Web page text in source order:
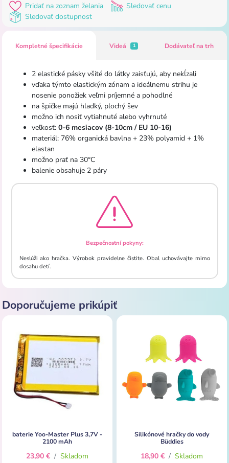
Pridať na zoznam želania
Sledovať cenu
Sledovať dostupnost
Kompletné špecifikácie Videá 1 Dodávateľ na trh
2 elastické pásky všité do látky zaisťujú, aby nekĺzali
vďaka týmto elastickým zónam a ideálnemu strihu je
nosenie ponožiek veľmi príjemné a pohodlné
na špičke majú hladký, plochý šev
možno ich nosiť vytiahnuté alebo vyhrnuté
veľkosť:0-6 mesiacov (8-10cm / EU 10-16)
materiál: 76% organická bavlna + 23% polyamid + 1%
elastan
možno prať na 30°C
balenie obsahuje 2 páry
Bezpečnostní pokyny:
Neslúži ako hračka. Výrobok pravidelne čistite. Obal uchovávajte mimo
dosahu detí.
Doporučujeme prikúpiť
baterie Yoo-Master Plus 3,7V -
2100 mAh
23,90 € / Skladom
Silikónové hračky do vody
Büddies
18,90 € / Skladom